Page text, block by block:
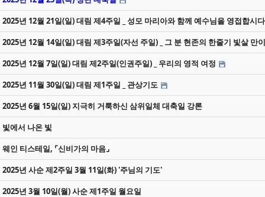
2025년 12월 21일(일) 대림 제4주일 _ 성모 마리아와 함께 예수님을 영접합시
2025년 12월 14일(일) 대림 제3주일(자선 주일) _ 그 분 현존의 한줄기 빛살 만이
2025년 12월 7일(일) 대림 제2주일(인권주일) _ 우리의 영적 여정
2025년 11월 30일(일) 대림 제1주일 _ 관상기도
2025년 6월 15일(일) 지극히 거룩하신 삼위일체 대축일 강론
빛에서 나온 빛
웨인 티스테일, ⌜신비가의 마음⌟
2025년 사순 제2주일 3월 11일(화) '주님의 기도'
2025년 3월 10일(월) 사순 제1주일 월요일